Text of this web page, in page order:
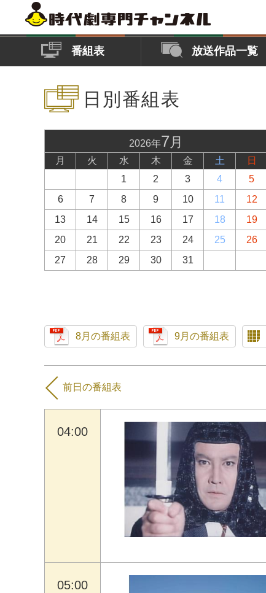
番組表 放送作品一覧
日別番組表
2026年7月
月 火 水 木 金 土
日
1
2 3 4
5
6
7 8 9 10 11
12
13
14 15 16 17 18
19
20
21 22 23 24 25
26
27
28 29 30 31
8月の番組表 9月の番組表
前日の番組表
04:00
05:00